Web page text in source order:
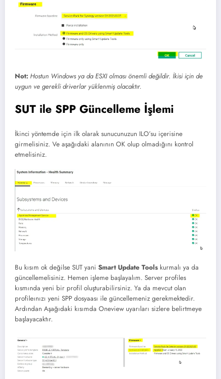
Not: Hostun Windows ya da ESXI olması önemli değildir. İkisi için de
uygun ve gerekli driverlar yüklenmiş olacaktır.
SUT ile SPP Güncelleme İşlemi
İkinci yöntemde için ilk olarak sunucunuzun ILO’su içerisine
girmelisiniz. Ve aşağıdaki alanının OK olup olmadığını kontrol
etmelisiniz.
Bu kısım ok değilse SUT yani Smart Update Tools kurmalı ya da
güncellemelisiniz. Hemen işleme başlayalım. Server profiles
kısmında yeni bir profil oluşturabilirsiniz. Ya da mevcut olan
profileınızı yeni SPP dosyaası ile güncellemeniz gerekmektedir.
Ardından Aşağıdaki kısımda Oneview uyarıları sizlere belirtmeye
başlayacaktır.